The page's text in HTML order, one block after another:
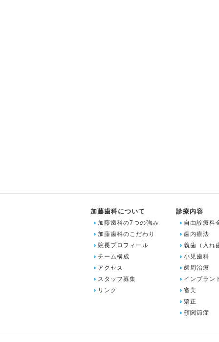
加藤歯科について
加藤歯科の7つの強み
加藤歯科のこだわり
院長プロフィール
チーム構成
アクセス
スタッフ募集
リンク
診療内容
自由診療料
歯内療法
義歯（入れ
小児歯科
歯周治療
インプラン
審美
矯正
顎関節症